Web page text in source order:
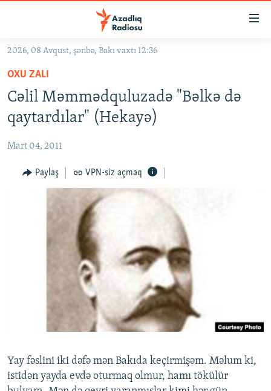
Əsas
qayıt
Əsas
naviqasiyaya
qayıt
#İZAHLA
KORRUPSIOMETR
#ƏSLINDƏ
FƏRQƏ BAX
QANUNI DOĞRU
RADIO ARXIV
AZƏRBAYCAN ƏDƏBIYYATI KITABXANASI
İSLAM VƏ DEMOKRATIYA
İZ - MƏDƏNIYYƏT PROQRAMI
PEŞƏ ETIKASI VƏ JURNALISTIKA STANDARTLARIMIZ
MATERIALLARIMIZDAN ISTIFADƏ
BIZIMLƏ ƏLAQƏ
2026, 08 Avqust, şənbə, Bakı vaxtı 12:36
OXU ZALI
Cəlil Məmmədquluzadə "Bəlkə də
qaytardılar" (Hekayə)
Mart 04, 2011
Paylaş VPN-siz açmaq
Yay fәslini iki dәfә mәn Bakıda keçirmişәm. Mәlum ki,
istidәn yayda evdә oturmaq olmur, hamı tökülür